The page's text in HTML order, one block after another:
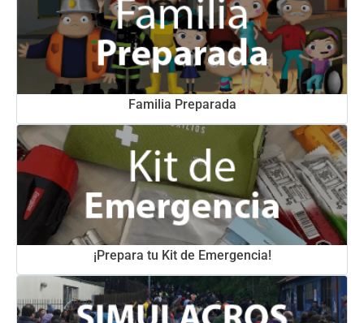
Familia Preparada
¡Prepara tu Kit de Emergencia!